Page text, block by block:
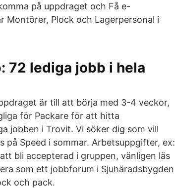
på uppdraget och Få e-
Montörer, Plock och Lagerpersonal i
72 lediga jobb i hela
är till att börja med 3-4 veckor,
för Packare för att hitta
jobben i Trovit. Vi söker dig som vill
Speed i sommar. Arbetsuppgifter, ex:
bli accepterad i gruppen, vänligen läs
som ett jobbforum i Sjuhäradsbygden
och pack.